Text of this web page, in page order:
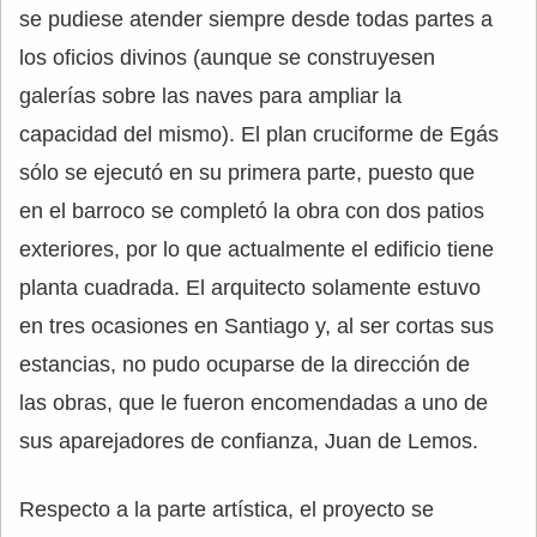
se pudiese atender siempre desde todas partes a
los oficios divinos (aunque se construyesen
galerías sobre las naves para ampliar la
capacidad del mismo). El plan cruciforme de Egás
sólo se ejecutó en su primera parte, puesto que
en el barroco se completó la obra con dos patios
exteriores, por lo que actualmente el edificio tiene
planta cuadrada. El arquitecto solamente estuvo
en tres ocasiones en Santiago y, al ser cortas sus
estancias, no pudo ocuparse de la dirección de
las obras, que le fueron encomendadas a uno de
sus aparejadores de confianza, Juan de Lemos.
Respecto a la parte artística, el proyecto se